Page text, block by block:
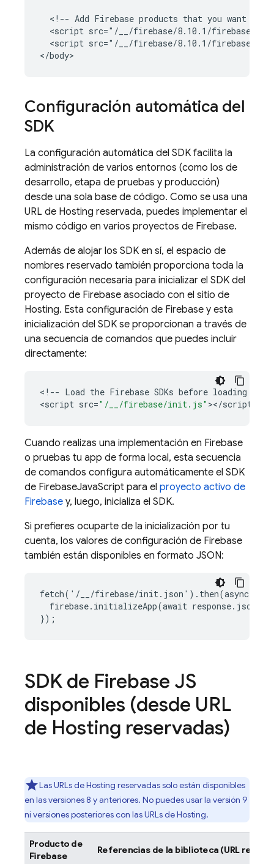
<!-- Add Firebase products that you want to
<script src="/__/firebase/8.10.1/firebase-
<script src="/__/firebase/8.10.1/firebase-
Configuración automática del
SDK
La configuración automática del SDK facilita la
administración de varios entornos (como los de
desarrollo, etapa de pruebas y producción)
desde una sola base de código. Como se usa una
URL de Hosting reservada, puedes implementar el
mismo código en varios proyectos de Firebase.
Además de alojar los SDK en sí, el espacio de
nombres reservado también proporciona toda la
configuración necesaria para inicializar el SDK del
proyecto de Firebase asociado con el sitio de
Hosting. Esta configuración de Firebase y esta
inicialización del SDK se proporcionan a través de
una secuencia de comandos que puedes incluir
directamente:
< !-- Load the Firebase SDKs before loading
<script src="/__/firebase/init.js" ></script
Cuando realizas una implementación en Firebase
o pruebas tu app de forma local, esta secuencia
de comandos configura automáticamente el SDK
de FirebaseJavaScript para el proyecto activo de
Firebase y, luego, inicializa el SDK.
Si prefieres ocuparte de la inicialización por tu
cuenta, los valores de configuración de Firebase
también están disponibles en formato JSON:
fetch('/__/firebase/init.json').then(async
firebase.initializeApp(await
SDK de Firebase JS
disponibles (desde URL
de Hosting reservadas)
Las URLs deHosting reservadas solo están disponibles
en las versiones 8 y anteriores. No puedes usar la versión 9
ni versiones posteriores con las URLs deHosting.
Producto de
Firebase
Referencias de la biblioteca (URL